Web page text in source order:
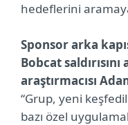
hedeflerini
Sponsor arka
Bobcat
araştırmacısı
“Grup, yeni
bazı özel